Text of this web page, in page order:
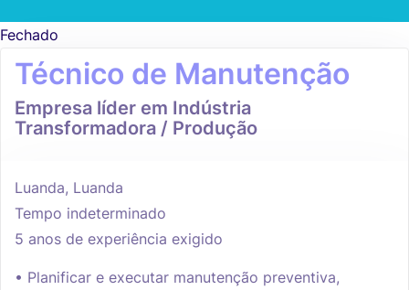
Fechado
Técnico de Manutenção
Empresa líder em Indústria
Transformadora / Produção
Luanda, Luanda
Tempo indeterminado
5 anos de experiência exigido
• Planificar e executar manutenção preventiva,